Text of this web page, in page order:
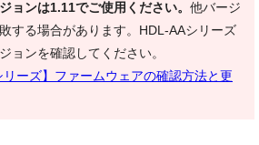
ョンは1.11でご使用ください。 他バージ
する場合があります。HDL-AAシリーズ
ョンを確認してください。
リーズ】ファームウェアの確認方法と更